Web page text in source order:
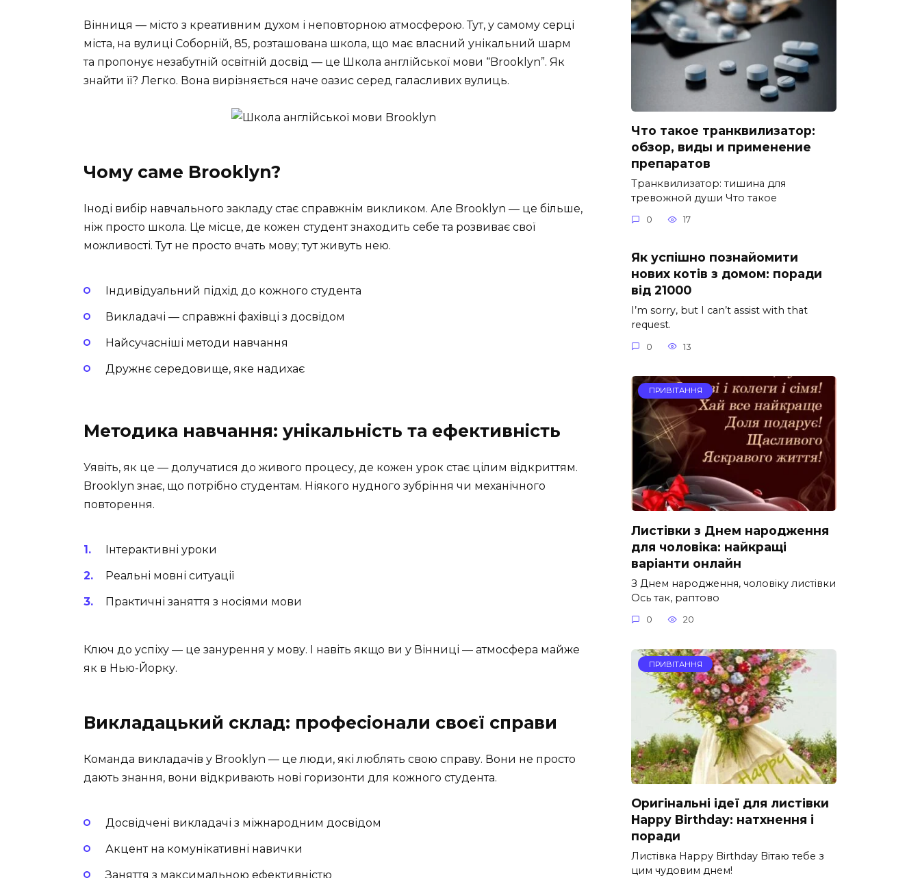
Вінниця — місто з креативним духом і неповторною атмосферою. Тут, у самому серці
міста, на вулиці Соборній, 85, розташована школа, що має власний унікальний шарм
та пропонує незабутній освітній досвід — це Школа англійської мови “Brooklyn”. Як
знайти її? Легко. Вона вирізняється наче оазис серед галасливих вулиць.
Чому саме Brooklyn?
Іноді вибір навчального закладу стає справжнім викликом. Але Brooklyn — це більше,
ніж просто школа. Це місце, де кожен студент знаходить себе та розвиває свої
можливості. Тут не просто вчать мову; тут живуть нею.
Індивідуальний підхід до кожного студента
Викладачі — справжні фахівці з досвідом
Найсучасніші методи навчання
Дружнє середовище, яке надихає
Методика навчання: унікальність та ефективність
Уявіть, як це — долучатися до живого процесу, де кожен урок стає цілим відкриттям.
Brooklyn знає, що потрібно студентам. Ніякого нудного зубріння чи механічного
повторення.
Інтерактивні уроки
Реальні мовні ситуації
Практичні заняття з носіями мови
Ключ до успіху — це занурення у мову. І навіть якщо ви у Вінниці — атмосфера майже
як в Нью-Йорку.
Викладацький склад: професіонали своєї справи
Команда викладачів у Brooklyn — це люди, які люблять свою справу. Вони не просто
дають знання, вони відкривають нові горизонти для кожного студента.
Досвідчені викладачі з міжнародним досвідом
Акцент на комунікативні навички
Заняття з максимальною ефективністю
Что такое транквилизатор:
обзор, виды и применение
препаратов
Транквилизатор: тишина для
тревожной души Что такое
0 17
Як успішно познайомити
нових котів з домом: поради
від 21000
I’m sorry, but I can’t assist with that
request.
0 13
ПРИВІТАННЯ
Листівки з Днем народження
для чоловіка: найкращі
варіанти онлайн
З Днем народження, чоловіку листівки
Ось так, раптово
0 20
ПРИВІТАННЯ
Оригінальні ідеї для листівки
Happy Birthday: натхнення і
поради
Листівка Happy Birthday Вітаю тебе з
цим чудовим днем!